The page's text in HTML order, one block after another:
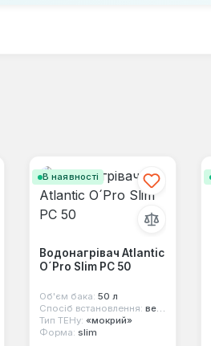
В наявності
Водонагрівач Atlantic
O´Pro Slim PC 50
Об'єм бака: 50 л
Спосіб встановлення: вертикальний
Тип ТЕНу: «мокрий»
Форма: slim